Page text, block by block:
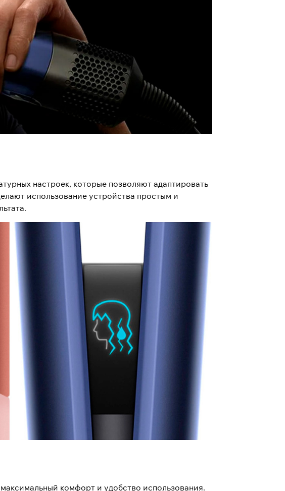
настроек, которые позволяют адаптировать
использование устройства простым и
комфорт и удобство использования.